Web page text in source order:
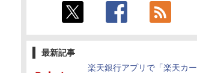
最新記事
楽天銀行アプリで「楽天カー